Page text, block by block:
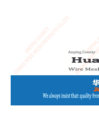
Canada / English